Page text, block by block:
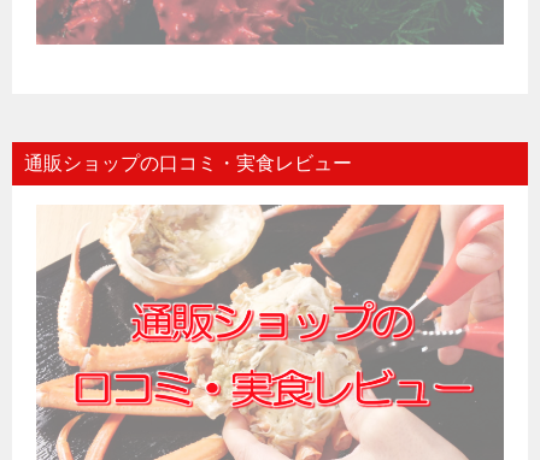
通販ショップの口コミ・実食レビュー